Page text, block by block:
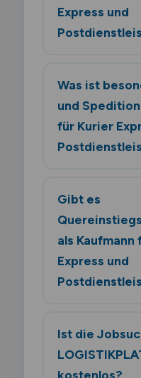
Express und
Was ist
und
für Kurier
Gibt es
als Kaufmann
Express und
Ist die
kostenlos?